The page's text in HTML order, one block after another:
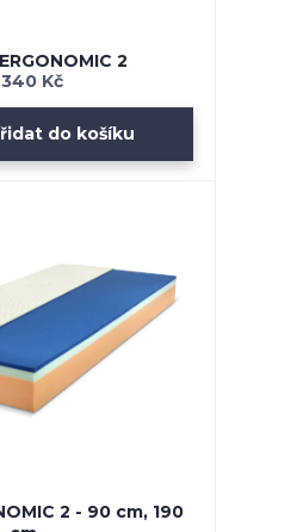
2
Kč
do košíku
2 - 90 cm, 190